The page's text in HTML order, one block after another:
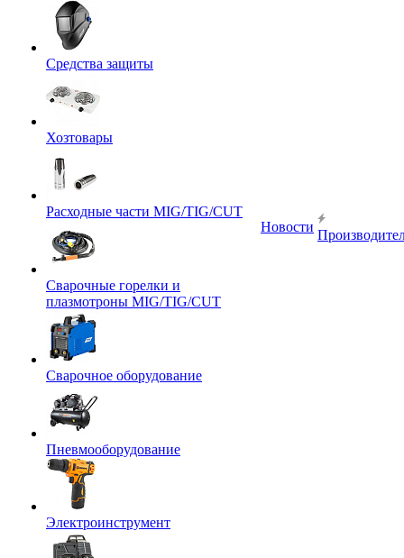
Средства защиты
Хозтовары
Расходные части MIG/TIG/CUT
Сварочные горелки и
плазмотроны MIG/TIG/CUT
Сварочное оборудование
Пневмооборудование
Электроинструмент
Новости